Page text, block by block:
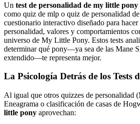
Un test de personalidad de my little pony
como quiz de mlp o quiz de personalidad
cuestionario interactivo diseñado para
personalidad, valores y comportamientos
universo de My Little Pony. Estos tests
determinar qué pony—ya sea de las Mane
extendido—te representa mejor.
La Psicología Detrás de los Tests
Al igual que otros quizzes de personalidad
Eneagrama o clasificación de casas de
little pony aprovechan: